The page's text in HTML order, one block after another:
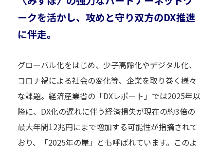
ークを活かし、攻めと守り双方のDX推進
に伴走。
グローバル化をはじめ、少子高齢化やデジタル化、
コロナ禍による社会の変化等、企業を取り巻く様々
な課題。経済産業省の「DXレポート」では2025年以
降に、DX化の遅れに伴う経済損失が現在の約3倍の
最大年間12兆円にまで増加する可能性が指摘されて
おり、「2025年の崖」とも呼ばれています。このよ